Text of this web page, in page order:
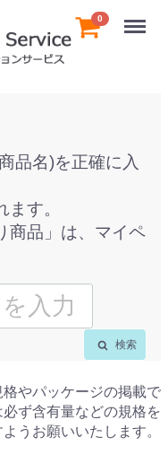
0 Menu
品名)を正確に入
す。
商品」は、マイペ
検索
やパッケージの掲載で
ず含有量などの規格を
うお願いいたします。